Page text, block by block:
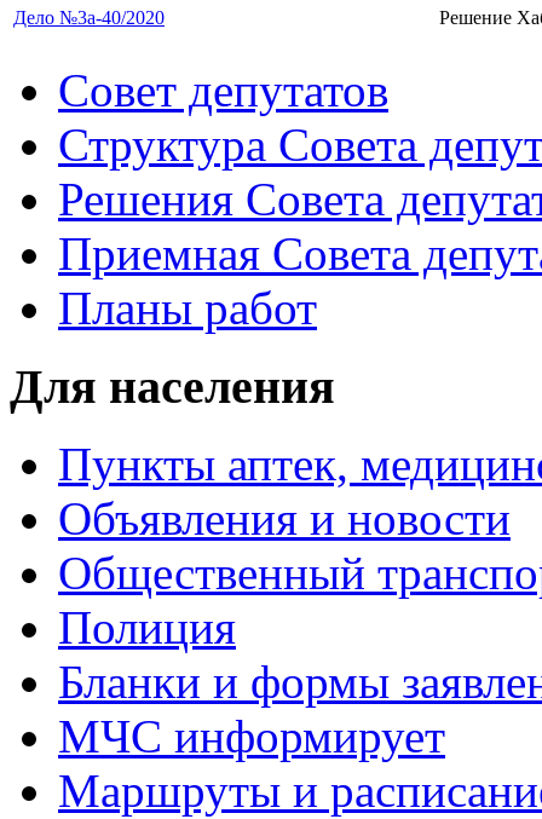
Дело №3а-40/2020
Решение
Совет депутатов
Структура Совета
Решения Совета
Приемная Совета
Планы работ
Для населения
Пункты аптек,
Объявления и новости
Общественный
Полиция
Бланки и формы
МЧС информирует
Маршруты и